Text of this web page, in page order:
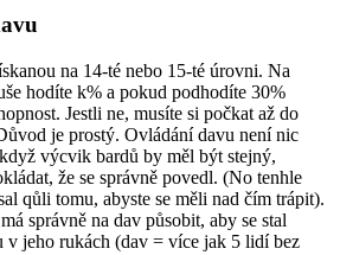
na 14-té nebo 15-té úrovni. Na
hodíte k% a pokud podhodíte 30%
Jestli ne, musíte si počkat až do
je prostý. Ovládání davu není nic
výcvik bardů by měl být stejný,
že se správně povedl. (No tenhle
qůli tomu, abyste se měli nad čím trápit).
správně na dav působit, aby se stal
v jeho rukách (dav = více jak 5 lidí bez